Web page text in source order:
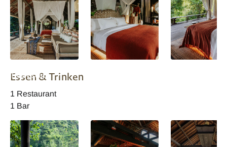
Tree Escape
Essen & Trinken
1 Restaurant
1 Bar